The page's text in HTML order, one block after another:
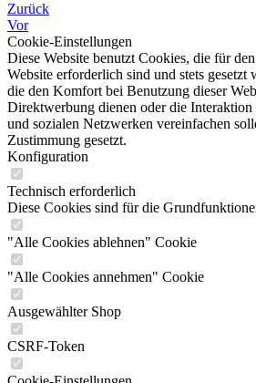
Zurück
Vor
Cookie-Einstellungen
Diese Website benutzt Cookies, die für
Website erforderlich sind und stets gesetzt
die den Komfort bei Benutzung dieser
Direktwerbung dienen oder die Interaktion
und sozialen Netzwerken vereinfachen
Zustimmung gesetzt.
Konfiguration
Technisch erforderlich
Diese Cookies sind für die
"Alle Cookies ablehnen" Cookie
"Alle Cookies annehmen" Cookie
Ausgewählter Shop
CSRF-Token